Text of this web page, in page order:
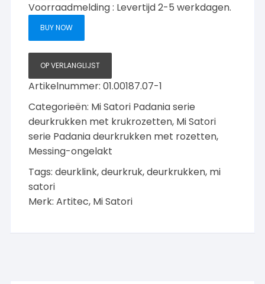
deurkruk
serie
op
ovaal
schild,
Messing-
ongelakt
aantal
Voorraadmelding : Levertijd 2-5 werkdagen.
BUY NOW
OP VERLANGLIJST
Artikelnummer:01.00187.07-1
Categorieën: Mi Satori Padania serie
deurkrukken met krukrozetten, Mi Satori
serie Padania deurkrukken met rozetten,
Messing-ongelakt
Tags:deurklink,deurkruk,deurkrukken, mi
satori
Merk:Artitec, Mi Satori